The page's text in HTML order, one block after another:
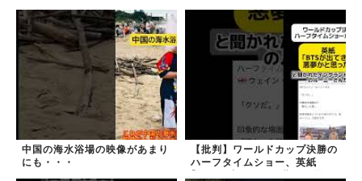
中国の海水浴場の映像があまり
にも・・・
【批判】ワールドカップ決勝の
ハーフタイムショー、英紙